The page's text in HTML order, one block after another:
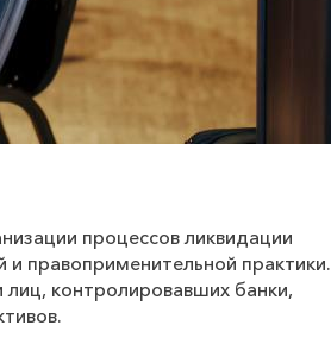
процессов ликвидации
и правоприменительной практики.
лиц, контролировавших банки,